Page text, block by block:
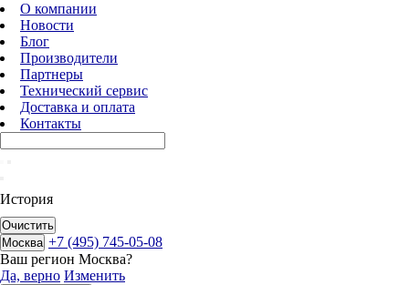
О компании
Новости
Блог
Производители
Партнеры
Технический сервис
Доставка и оплата
Контакты
История
Очистить
Москва +7 (495) 745-05-08
Ваш регион Москва?
Да, верно Изменить